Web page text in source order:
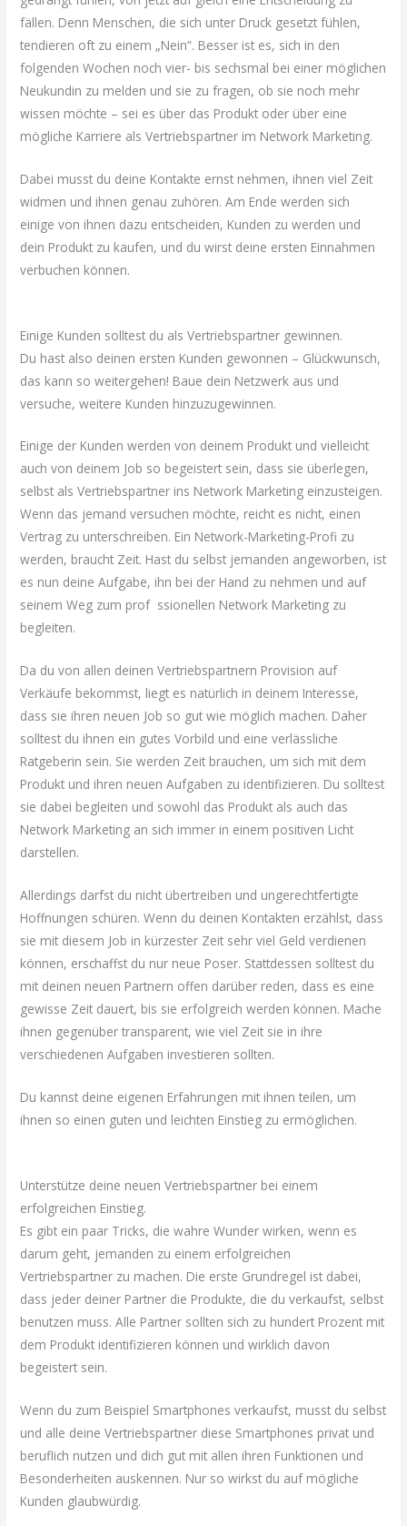
fällen. Denn Menschen, die sich unter Druck gesetzt fühlen,
tendieren oft zu einem „Nein“. Besser ist es, sich in den
folgenden Wochen noch vier- bis sechsmal bei einer möglichen
Neukundin zu melden und sie zu fragen, ob sie noch mehr
wissen möchte – sei es über das Produkt oder über eine
mögliche Karriere als Vertriebspartner im Network Marketing.
Dabei musst du deine Kontakte ernst nehmen, ihnen viel Zeit
widmen und ihnen genau zuhören. Am Ende werden sich
einige von ihnen dazu entscheiden, Kunden zu werden und
dein Produkt zu kaufen, und du wirst deine ersten Einnahmen
verbuchen können.
Einige Kunden solltest du als Vertriebspartner gewinnen.
Du hast also deinen ersten Kunden gewonnen – Glückwunsch,
das kann so weitergehen! Baue dein Netzwerk aus und
versuche, weitere Kunden hinzuzugewinnen.
Einige der Kunden werden von deinem Produkt und vielleicht
auch von deinem Job so begeistert sein, dass sie überlegen,
selbst als Vertriebspartner ins Network Marketing einzusteigen.
Wenn das jemand versuchen möchte, reicht es nicht, einen
Vertrag zu unterschreiben. Ein Network-Marketing-Profi zu
werden, braucht Zeit. Hast du selbst jemanden angeworben, ist
es nun deine Aufgabe, ihn bei der Hand zu nehmen und auf
seinem Weg zum prof ssionellen Network Marketing zu
begleiten.
Da du von allen deinen Vertriebspartnern Provision auf
Verkäufe bekommst, liegt es natürlich in deinem Interesse,
dass sie ihren neuen Job so gut wie möglich machen. Daher
solltest du ihnen ein gutes Vorbild und eine verlässliche
Ratgeberin sein. Sie werden Zeit brauchen, um sich mit dem
Produkt und ihren neuen Aufgaben zu identifizieren. Du solltest
sie dabei begleiten und sowohl das Produkt als auch das
Network Marketing an sich immer in einem positiven Licht
darstellen.
Allerdings darfst du nicht übertreiben und ungerechtfertigte
Hoffnungen schüren. Wenn du deinen Kontakten erzählst, dass
sie mit diesem Job in kürzester Zeit sehr viel Geld verdienen
können, erschaffst du nur neue Poser. Stattdessen solltest du
mit deinen neuen Partnern offen darüber reden, dass es eine
gewisse Zeit dauert, bis sie erfolgreich werden können. Mache
ihnen gegenüber transparent, wie viel Zeit sie in ihre
verschiedenen Aufgaben investieren sollten.
Du kannst deine eigenen Erfahrungen mit ihnen teilen, um
ihnen so einen guten und leichten Einstieg zu ermöglichen.
Unterstütze deine neuen Vertriebspartner bei einem
erfolgreichen Einstieg.
Es gibt ein paar Tricks, die wahre Wunder wirken, wenn es
darum geht, jemanden zu einem erfolgreichen
Vertriebspartner zu machen. Die erste Grundregel ist dabei,
dass jeder deiner Partner die Produkte, die du verkaufst, selbst
benutzen muss. Alle Partner sollten sich zu hundert Prozent mit
dem Produkt identifizieren können und wirklich davon
begeistert sein.
Wenn du zum Beispiel Smartphones verkaufst, musst du selbst
und alle deine Vertriebspartner diese Smartphones privat und
beruflich nutzen und dich gut mit allen ihren Funktionen und
Besonderheiten auskennen. Nur so wirkst du auf mögliche
Kunden glaubwürdig.